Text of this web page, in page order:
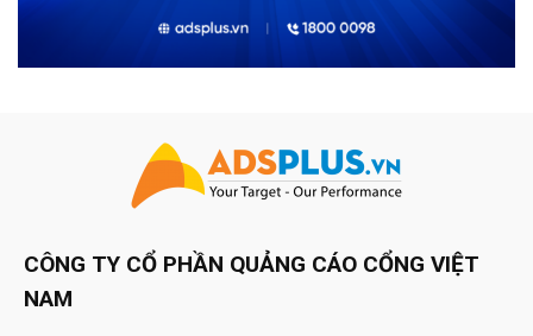
CÔNG TY CỔ PHẦN QUẢNG CÁO CỔNG VIỆT
NAM